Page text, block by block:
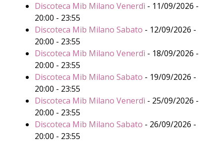
Discoteca Mib Milano Venerdì - 11/09/2026 -
20:00 - 23:55
Discoteca Mib Milano Sabato - 12/09/2026 -
20:00 - 23:55
Discoteca Mib Milano Venerdì - 18/09/2026 -
20:00 - 23:55
Discoteca Mib Milano Sabato - 19/09/2026 -
20:00 - 23:55
Discoteca Mib Milano Venerdì - 25/09/2026 -
20:00 - 23:55
Discoteca Mib Milano Sabato - 26/09/2026 -
20:00 - 23:55